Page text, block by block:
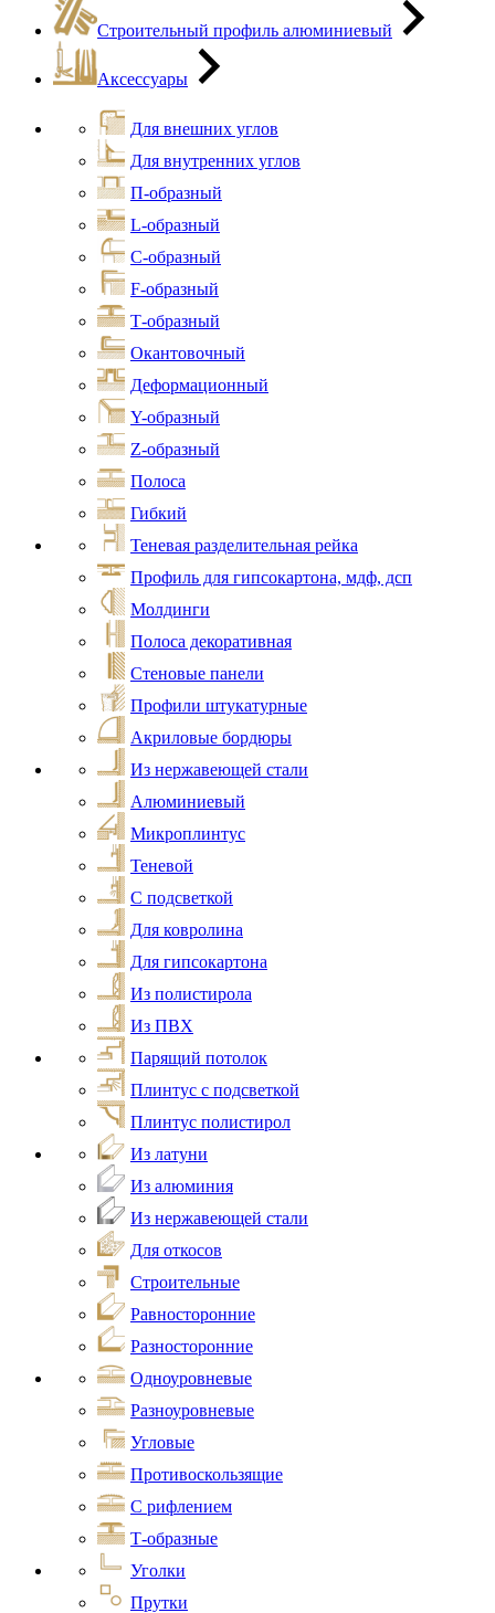
Строительный профиль алюминиевый
Аксессуары
Для внешних углов
Для внутренних углов
П-образный
L-образный
С-образный
F-образный
Т-образный
Окантовочный
Деформационный
Y-образный
Z-образный
Полоса
Гибкий
Теневая разделительная рейка
Профиль для гипсокартона, мдф, дсп
Молдинги
Полоса декоративная
Стеновые панели
Профили штукатурные
Акриловые бордюры
Из нержавеющей стали
Алюминиевый
Микроплинтус
Теневой
С подсветкой
Для ковролина
Для гипсокартона
Из полистирола
Из ПВХ
Парящий потолок
Плинтус с подсветкой
Плинтус полистирол
Из латуни
Из алюминия
Из нержавеющей стали
Для откосов
Строительные
Равносторонние
Разносторонние
Одноуровневые
Разноуровневые
Угловые
Противоскользящие
С рифлением
Т-образные
Уголки
Прутки